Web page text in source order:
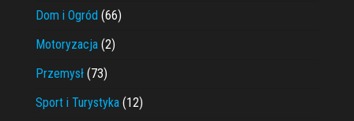
Dom i Ogród (66)
Motoryzacja (2)
Przemysł (73)
Sport i Turystyka (12)